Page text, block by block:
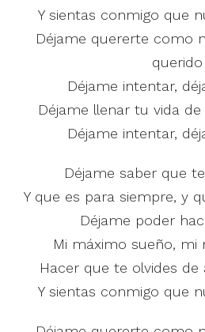
Y sientas conmigo que
Déjame quererte como
querido
Déjame intentar,
Déjame llenar tu vida
Déjame intentar,
Déjame saber que
Y que es para siempre, y
Déjame poder
Mi máximo sueño, mi
Hacer que te olvides de
Y sientas conmigo que